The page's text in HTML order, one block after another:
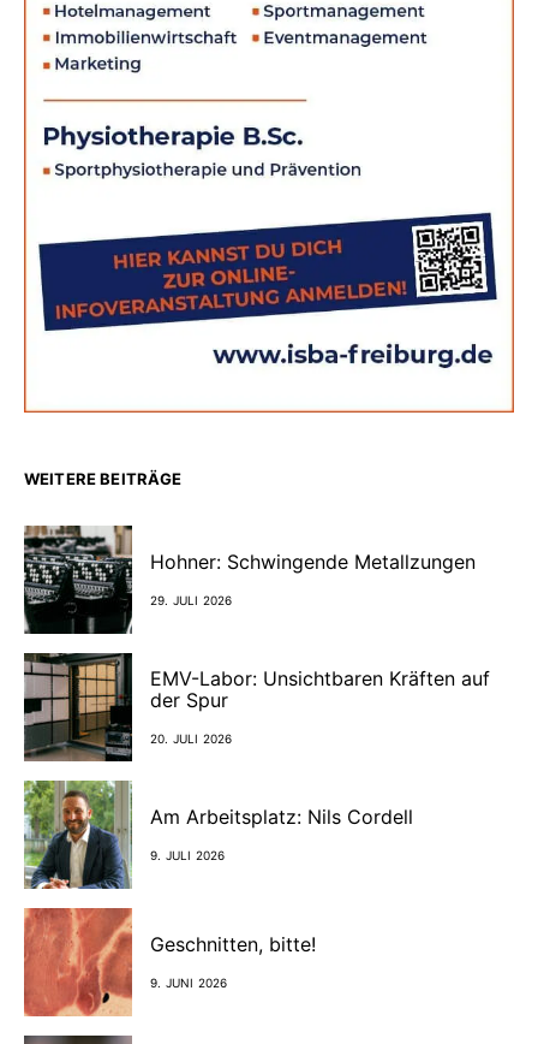
WEITERE BEITRÄGE
Hohner: Schwingende Metallzungen
29. JULI 2026
EMV-Labor: Unsichtbaren Kräften auf
der Spur
20. JULI 2026
Am Arbeitsplatz: Nils Cordell
9. JULI 2026
Geschnitten, bitte!
9. JUNI 2026